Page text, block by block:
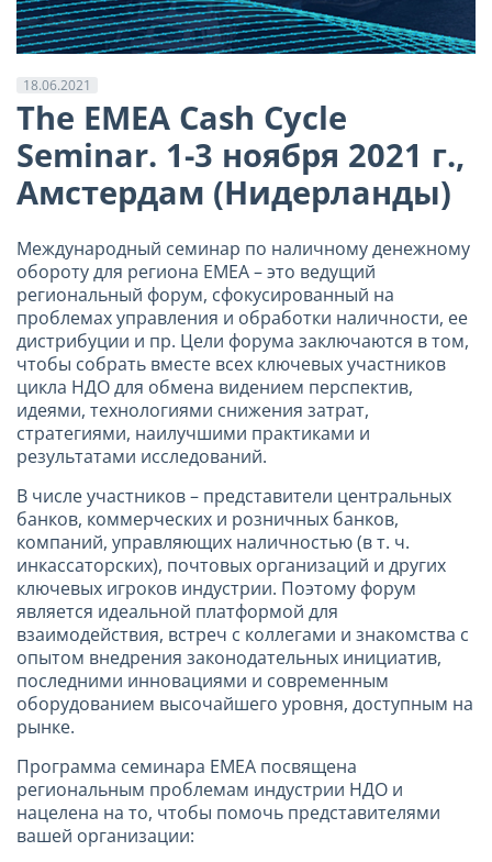
18.06.2021
The EMEA Cash Cycle
Seminar. 1-3 ноября 2021 г.,
Амстердам (Нидерланды)
Международный семинар по наличному денежному
обороту для региона ЕМЕА – это ведущий
региональный форум, сфокусированный на
проблемах управления и обработки наличности, ее
дистрибуции и пр. Цели форума заключаются в том,
чтобы собрать вместе всех ключевых участников
цикла НДО для обмена видением перспектив,
идеями, технологиями снижения затрат,
стратегиями, наилучшими практиками и
результатами исследований.
В числе участников – представители центральных
банков, коммерческих и розничных банков,
компаний, управляющих наличностью (в т. ч.
инкассаторских), почтовых организаций и других
ключевых игроков индустрии. Поэтому форум
является идеальной платформой для
взаимодействия, встреч с коллегами и знакомства с
опытом внедрения законодательных инициатив,
последними инновациями и современным
оборудованием высочайшего уровня, доступным на
рынке.
Программа семинара EMEA посвящена
региональным проблемам индустрии НДО и
нацелена на то, чтобы помочь представителями
вашей организации: